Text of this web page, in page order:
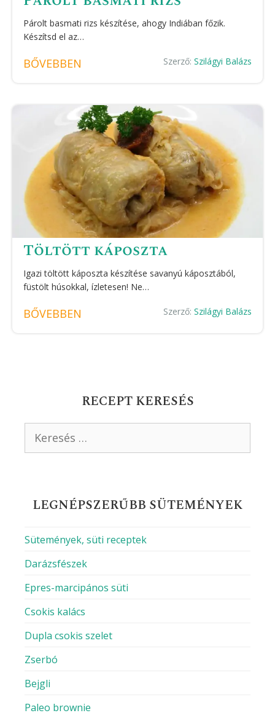
Párolt basmati rizs készítése, ahogy Indiában főzik.
Készítsd el az…
BŐVEBBEN Szerző: Szilágyi Balázs
Töltött káposzta
Igazi töltött káposzta készítése savanyú káposztából,
füstölt húsokkal, ízletesen! Ne…
BŐVEBBEN Szerző: Szilágyi Balázs
RECEPT KERESÉS
LEGNÉPSZERŰBB SÜTEMÉNYEK
Sütemények, süti receptek
Darázsfészek
Epres-marcipános süti
Csokis kalács
Dupla csokis szelet
Zserbó
Bejgli
Paleo brownie